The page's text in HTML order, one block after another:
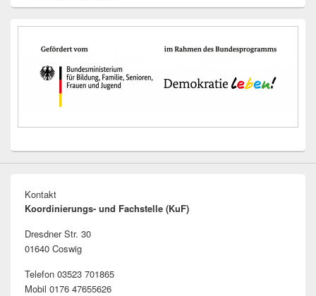
Kontakt
Koordinierungs- und Fachstelle (KuF)
Dresdner Str. 30
01640 Coswig
Telefon 03523 701865
Mobil 0176 47655626